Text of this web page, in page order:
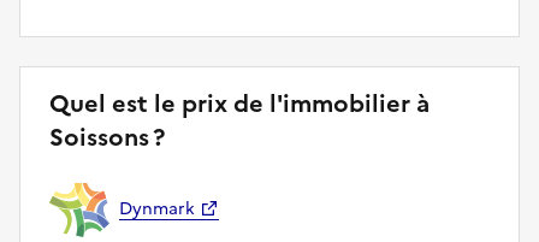
Quel est le prix de l'immobilier à
Soissons ?
Dynmark